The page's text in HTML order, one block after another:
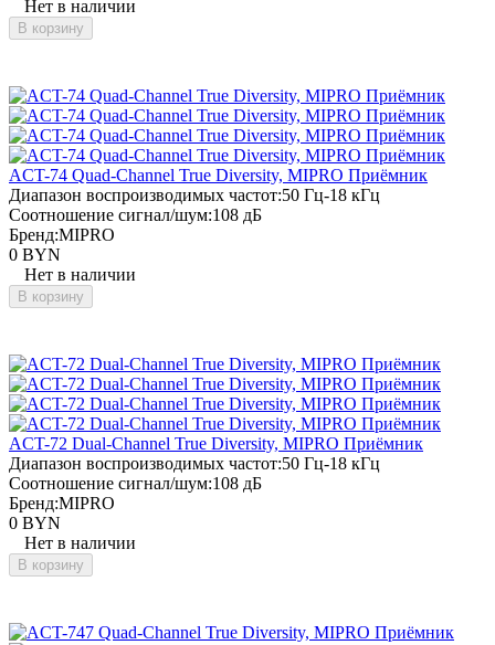
Нет в наличии
В корзину
ACT-74 Quad-Channel True Diversity, MIPRO Приёмник
Диапазон воспроизводимых частот:50 Гц-18 кГц
Соотношение сигнал/шум:108 дБ
Бренд:MIPRO
0 BYN
Нет в наличии
В корзину
ACT-72 Dual-Channel True Diversity, MIPRO Приёмник
Диапазон воспроизводимых частот:50 Гц-18 кГц
Соотношение сигнал/шум:108 дБ
Бренд:MIPRO
0 BYN
Нет в наличии
В корзину